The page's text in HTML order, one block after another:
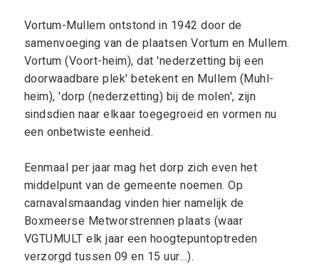
Vortum-Mullem ontstond in 1942 door de
samenvoeging van de plaatsen Vortum en Mullem.
Vortum (Voort-heim), dat 'nederzetting bij een
doorwaadbare plek' betekent en Mullem (Muhl-
heim), 'dorp (nederzetting) bij de molen', zijn
sindsdien naar elkaar toegegroeid en vormen nu
een onbetwiste eenheid.
Eenmaal per jaar mag het dorp zich even het
middelpunt van de gemeente noemen. Op
carnavalsmaandag vinden hier namelijk de
Boxmeerse Metworstrennen plaats (waar
VGTUMULT elk jaar een hoogtepuntoptreden
verzorgd tussen 09 en 15 uur…).